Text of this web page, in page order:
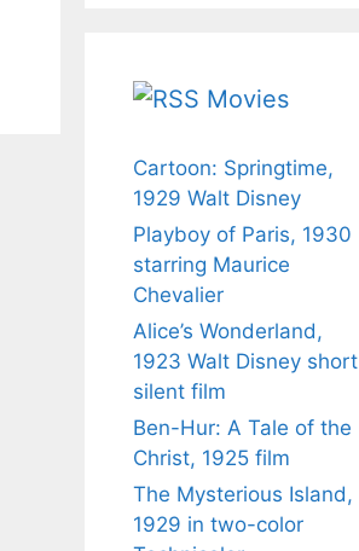
Movies
Cartoon: Springtime,
1929 Walt Disney
Playboy of Paris, 1930
starring Maurice
Chevalier
Alice’s Wonderland,
1923 Walt Disney short
silent film
Ben-Hur: A Tale of the
Christ, 1925 film
The Mysterious Island,
1929 in two-color